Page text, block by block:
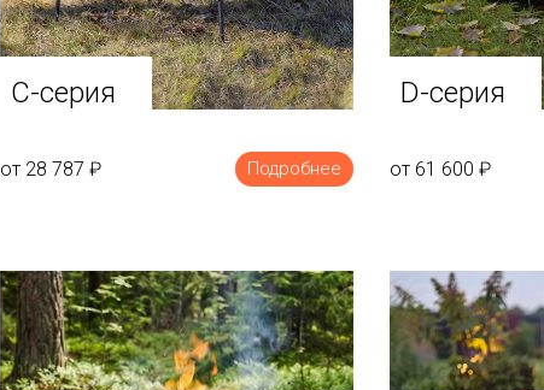
C-серия
от 28 787 ₽ Подробнее
D-серия
от 61 600 ₽